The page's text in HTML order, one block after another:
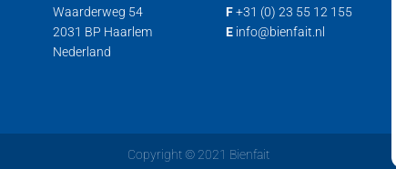
Waarderweg 54
2031 BP Haarlem
Nederland
F +31 (0) 23 55 12 155
E info@bienfait.nl
Copyright © 2021 Bienfait